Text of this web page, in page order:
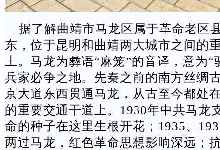
据了解曲靖市马龙区属于革命老区
东，位于昆明和曲靖两大城市之间的
上。马龙为彝语“麻笼”的音译，意为“
兵家必争之地。先秦之前的南方丝绸
京大道东西贯通马龙，从古至今都处
的重要交通干道上。1930年中共马龙
命的种子在这里生根开花；1935、
两过马龙，红色革命思想影响深远；